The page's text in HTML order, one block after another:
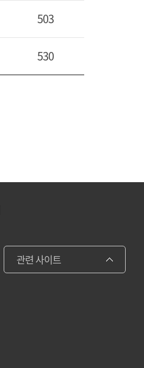
503
530
관련 사이트